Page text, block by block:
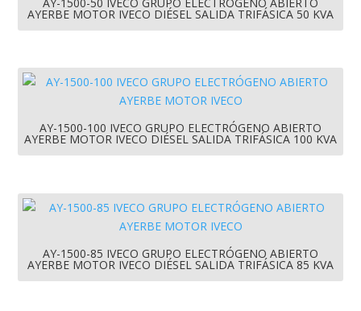
AYERBE MOTOR IVECO DIÉSEL SALIDA TRIFÁSICA 50 KVA
AY-1500-100 IVECO GRUPO ELECTRÓGENO ABIERTO
AYERBE MOTOR IVECO DIÉSEL SALIDA TRIFÁSICA 100 KVA
AY-1500-85 IVECO GRUPO ELECTRÓGENO ABIERTO
AYERBE MOTOR IVECO DIÉSEL SALIDA TRIFÁSICA 85 KVA